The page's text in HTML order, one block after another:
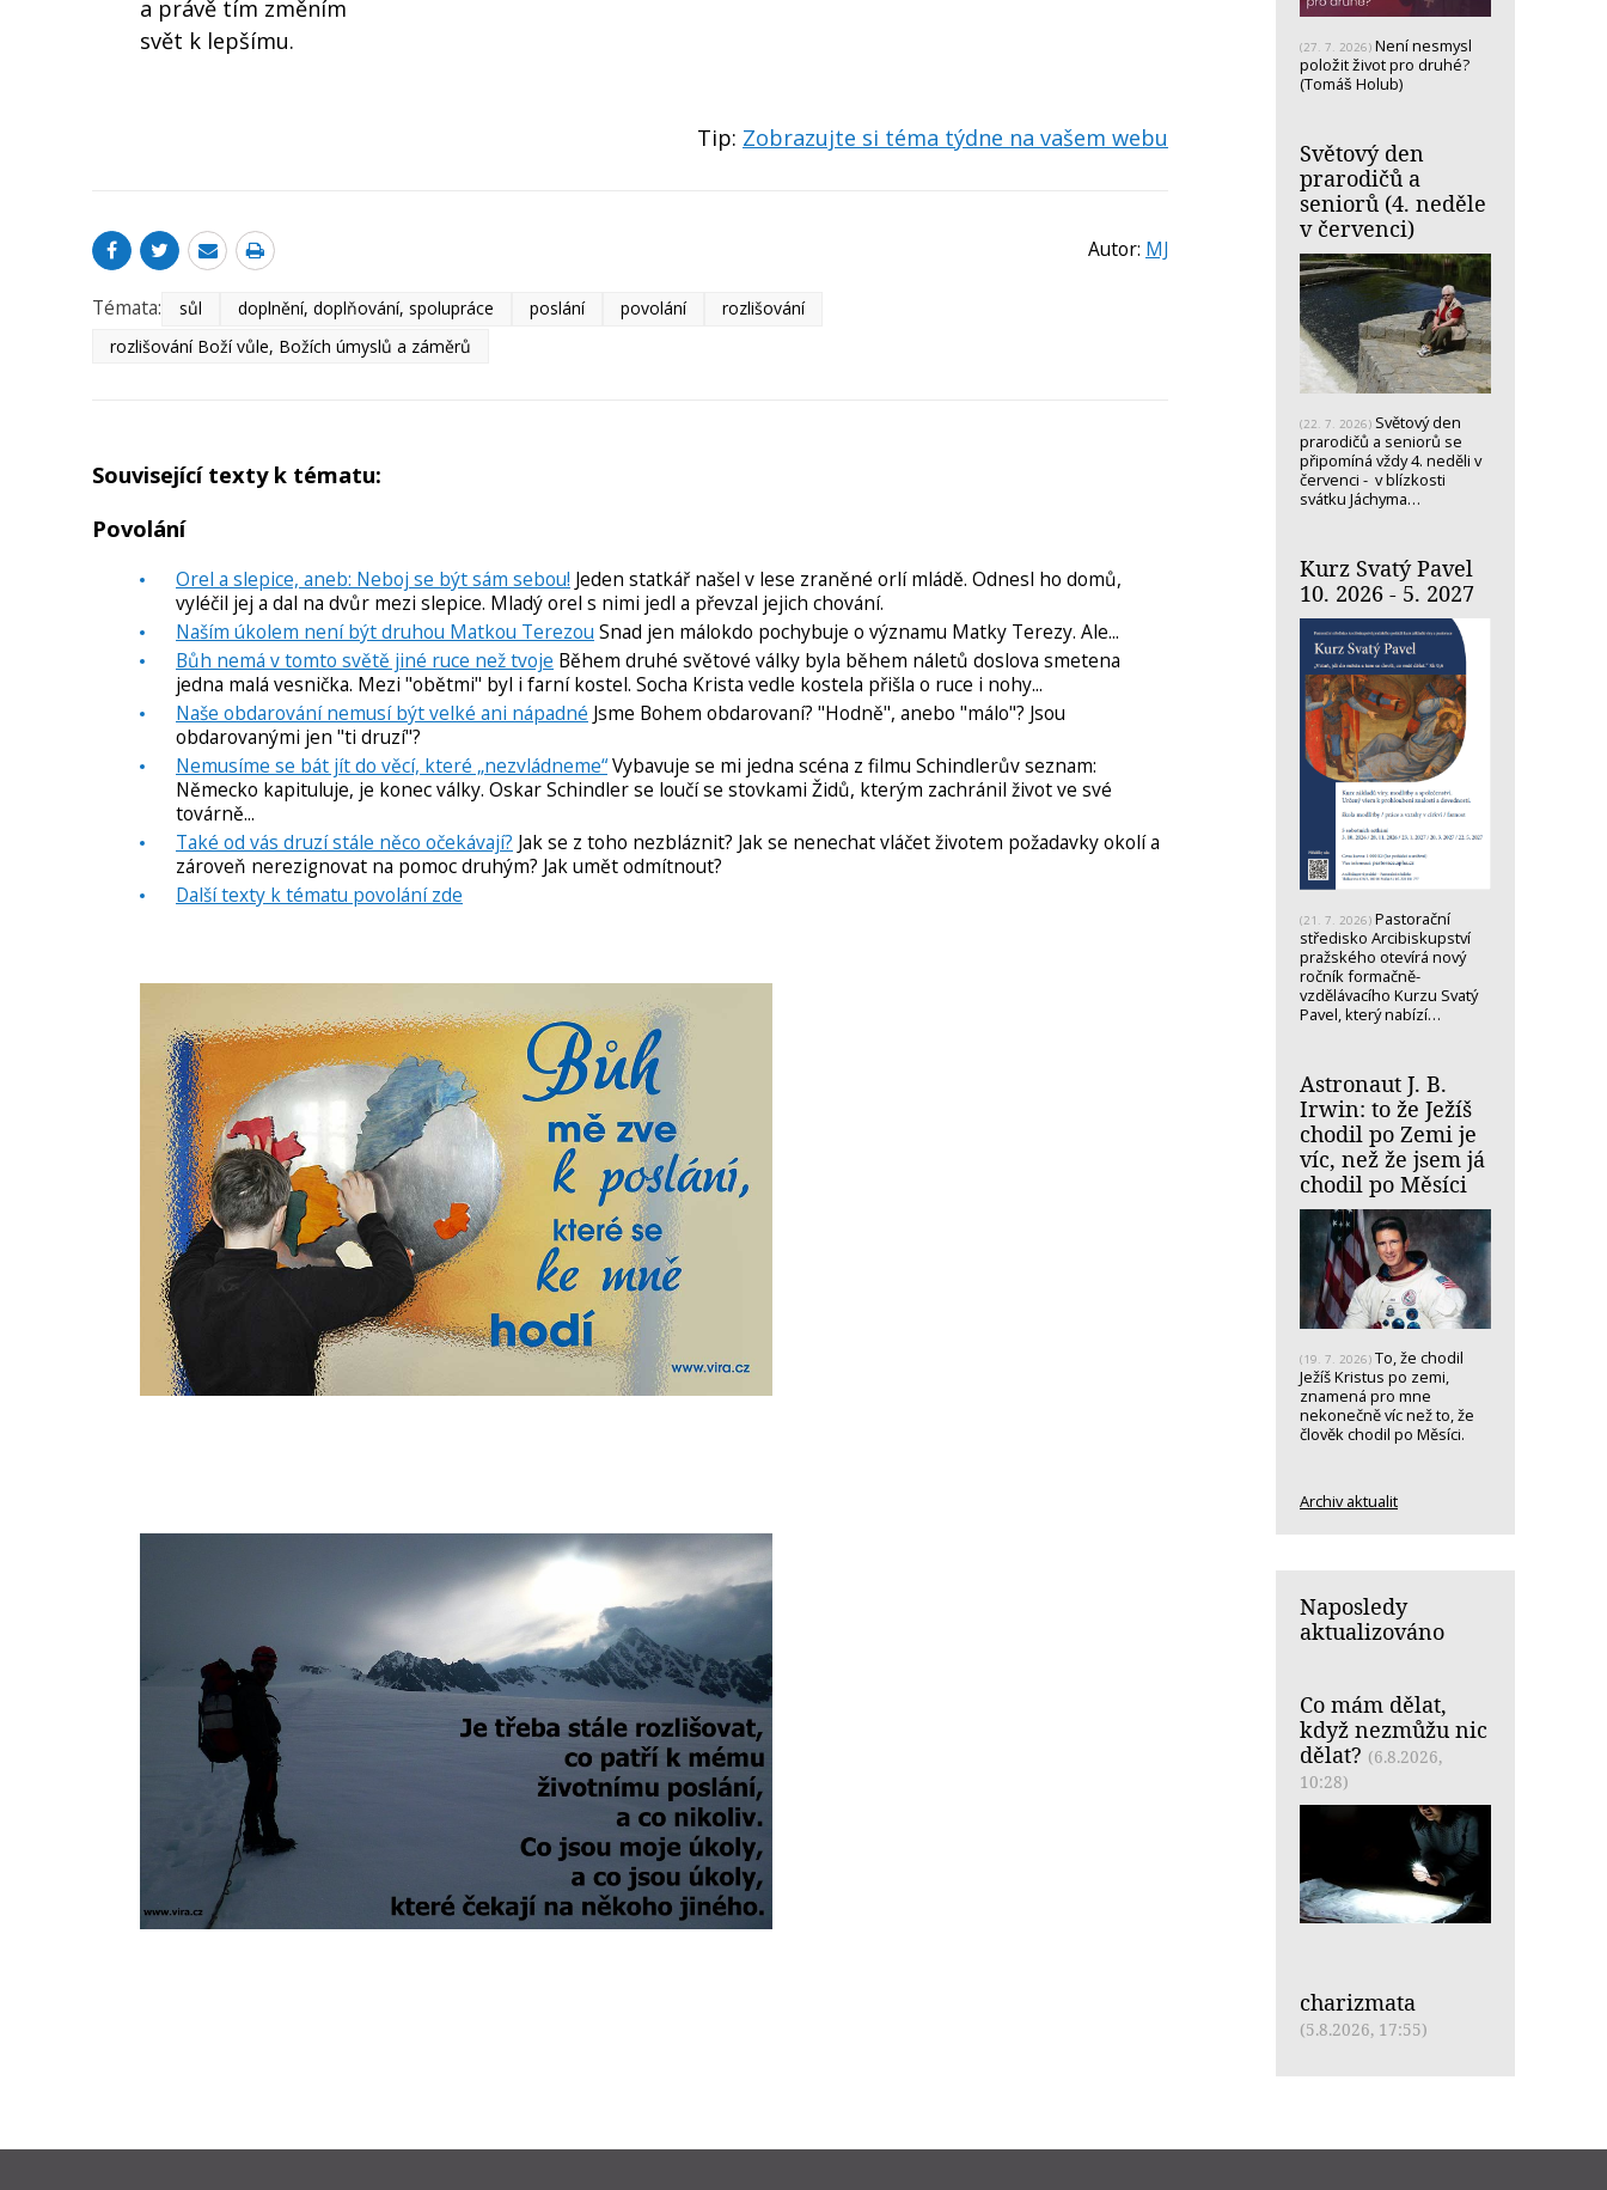
a právě tím změním
svět k lepšímu.
Tip: Zobrazujte si téma týdne na vašem webu
Autor: MJ
Témata: sůl doplnění, doplňování, spolupráce poslání povolání
rozlišování
rozlišování Boží vůle, Božích úmyslů a záměrů
Související texty k tématu:
Povolání
Orel a slepice, aneb: Neboj se být sám sebou! Jeden statkář našel v lese zraněné orlí mládě. Odnesl ho domů,
vyléčil jej a dal na dvůr mezi slepice. Mladý orel s nimi jedl a převzal jejich chování.
Naším úkolem není být druhou Matkou Terezou Snad jen málokdo pochybuje o významu Matky Terezy. Ale...
Bůh nemá v tomto světě jiné ruce než tvoje Během druhé světové války byla během náletů doslova smetena
jedna malá vesnička. Mezi "obětmi" byl i farní kostel. Socha Krista vedle kostela přišla o ruce i nohy...
Naše obdarování nemusí být velké ani nápadné Jsme Bohem obdarovaní? "Hodně", anebo "málo"? Jsou
obdarovanými jen "ti druzí"?
Nemusíme se bát jít do věcí, které „nezvládneme“Vybavuje se mi jedna scéna z filmu Schindlerův seznam:
Německo kapituluje, je konec války. Oskar Schindler se loučí se stovkami Židů, kterým zachránil život ve své
továrně...
Také od vás druzí stále něco očekávají? Jak se z toho nezbláznit? Jak se nenechat vláčet životem požadavky okolí a
zároveň nerezignovat na pomoc druhým? Jak umět odmítnout?
Další texty k tématu povolání zde
(27. 7. 2026) Není nesmysl
položit život pro druhé?
(Tomáš Holub)
Světový den
prarodičů a
seniorů (4. neděle
v červenci)
(22. 7. 2026) Světový den
prarodičů a seniorů se
připomíná vždy 4. neděli v
červenci - v blízkosti
svátku Jáchyma…
Kurz Svatý Pavel
10. 2026 - 5. 2027
(21. 7. 2026) Pastorační
středisko Arcibiskupství
pražského otevírá nový
ročník formačně-
vzdělávacího Kurzu Svatý
Pavel, který nabízí…
Astronaut J. B.
Irwin: to že Ježíš
chodil po Zemi je
víc, než že jsem já
chodil po Měsíci
(19. 7. 2026) To, že chodil
Ježíš Kristus po zemi,
znamená pro mne
nekonečně víc než to, že
člověk chodil po Měsíci.
Archiv aktualit
Naposledy
aktualizováno
Co mám dělat,
když nezmůžu nic
dělat? (6.8.2026,
10:28)
charizmata
(5.8.2026, 17:55)